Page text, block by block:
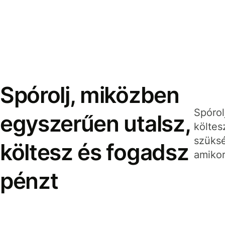
Spórolj, miközben
egyszerűen utalsz,
költesz és fogadsz
pénzt